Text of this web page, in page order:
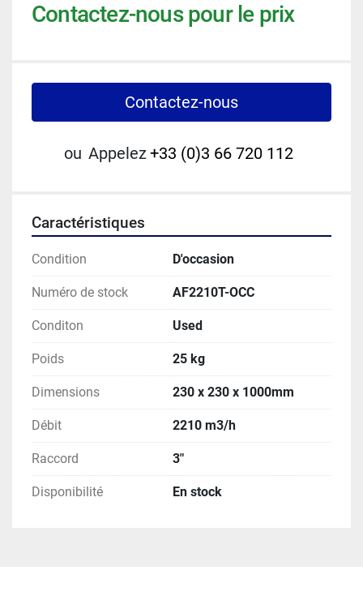
Contactez-nous pour le prix
Contactez-nous
ou Appelez+33 (0)3 66 720 112
Caractéristiques
Condition D'occasion
Numéro de stock AF2210T-OCC
Conditon Used
Poids 25 kg
Dimensions 230 x 230 x 1000mm
Débit 2210 m3/h
Raccord 3"
Disponibilité En stock